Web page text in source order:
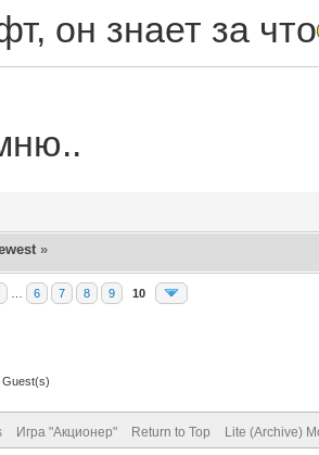
он знает за что
»
6 7 8 9 10
Guest(s)
Игра "Акционер" Return to Top Lite (Archive)